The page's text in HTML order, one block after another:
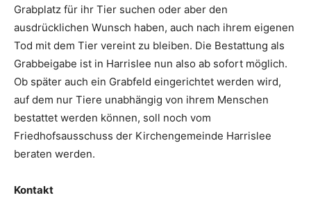
Grabplatz für ihr Tier suchen oder aber den
ausdrücklichen Wunsch haben, auch nach ihrem eigenen
Tod mit dem Tier vereint zu bleiben. Die Bestattung als
Grabbeigabe ist in Harrislee nun also ab sofort möglich.
Ob später auch ein Grabfeld eingerichtet werden wird,
auf dem nur Tiere unabhängig von ihrem Menschen
bestattet werden können, soll noch vom
Friedhofsausschuss der Kirchengemeinde Harrislee
beraten werden.
Kontakt